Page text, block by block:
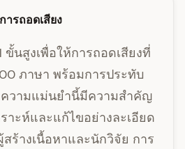
รถอดเสียง
ขั้นสูงเพื่อให้การถอดเสียงที่
ภาษา พร้อมการประทับ
ความแม่นยำนี้มีความสำคัญ
าะห์และแก้ไขอย่างละเอียด
ร้างเนื้อหาและนักวิจัย การ